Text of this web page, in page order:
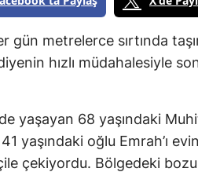
gün metrelerce sırtında
hızlı müdahalesiyle
yaşayan 68 yaşındaki
yaşındaki oğlu Emrah’ı
çekiyordu. Bölgedeki